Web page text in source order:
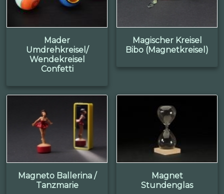
Mader
Umdrehkreisel/
Wendekreisel
Confetti
Magischer Kreisel
Bibo (Magnetkreisel)
Magneto Ballerina /
Tanzmarie
Magnet
Stundenglas